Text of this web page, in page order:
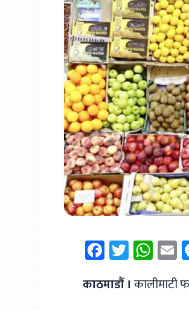
Facebook
Twitter
काठमाडौं । कालीमाटी